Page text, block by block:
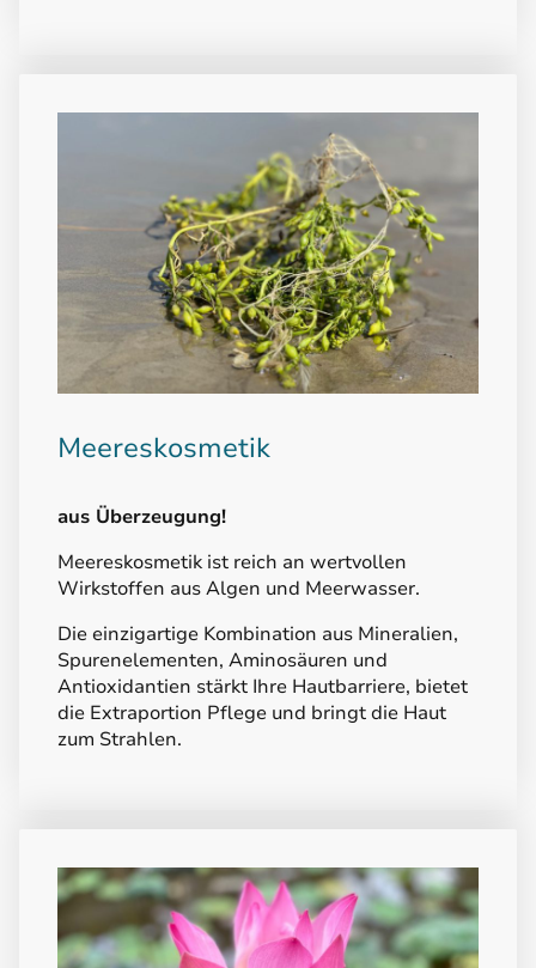
Meereskosmetik
aus Überzeugung!
Meereskosmetik ist reich an wertvollen
Wirkstoffen aus Algen und Meerwasser.
Die einzigartige Kombination aus Mineralien,
Spurenelementen, Aminosäuren und
Antioxidantien stärkt Ihre Hautbarriere, bietet
die Extraportion Pflege und bringt die Haut
zum Strahlen.